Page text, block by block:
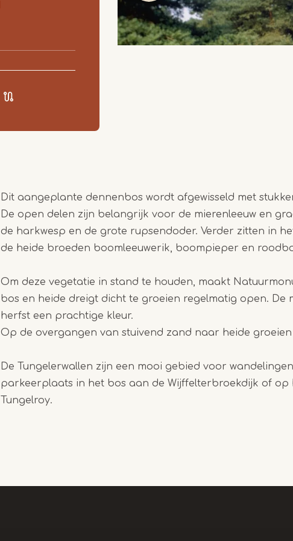
1
of
2
Dit aangeplante dennenbos wordt afgewisseld met
De open delen zijn belangrijk voor de mierenleeuw en
de harkwesp en de grote rupsendoder. Verder zitten in
de heide broeden boomleeuwerik, boompieper en
Om deze vegetatie in stand te houden, maakt
bos en heide dreigt dicht te groeien regelmatig open. De
herfst een prachtige kleur.
Op de overgangen van stuivend zand naar heide groeien
De Tungelerwallen zijn een mooi gebied voor
parkeerplaats in het bos aan de Wijffelterbroekdijk of op
Tungelroy.